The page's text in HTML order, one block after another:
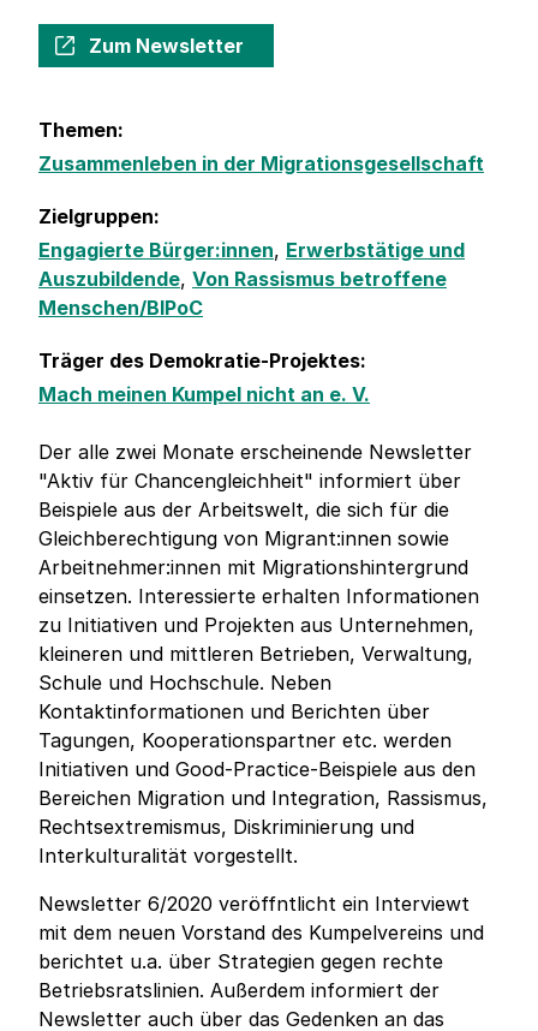
Zum Newsletter
Themen:
Zusammenleben in der Migrationsgesellschaft
Zielgruppen:
Engagierte Bürger:innen, Erwerbstätige und
Auszubildende, Von Rassismus betroffene
Menschen/BIPoC
Träger des Demokratie-Projektes:
Mach meinen Kumpel nicht an e. V.
Der alle zwei Monate erscheinende Newsletter
"Aktiv für Chancengleichheit" informiert über
Beispiele aus der Arbeitswelt, die sich für die
Gleichberechtigung von Migrant:innen sowie
Arbeitnehmer:innen mit Migrationshintergrund
einsetzen. Interessierte erhalten Informationen
zu Initiativen und Projekten aus Unternehmen,
kleineren und mittleren Betrieben, Verwaltung,
Schule und Hochschule. Neben
Kontaktinformationen und Berichten über
Tagungen, Kooperationspartner etc. werden
Initiativen und Good-Practice-Beispiele aus den
Bereichen Migration und Integration, Rassismus,
Rechtsextremismus, Diskriminierung und
Interkulturalität vorgestellt.
Newsletter 6/2020 veröffntlicht ein Interviewt
mit dem neuen Vorstand des Kumpelvereins und
berichtet u.a. über Strategien gegen rechte
Betriebsratslinien. Außerdem informiert der
Newsletter auch über das Gedenken an das